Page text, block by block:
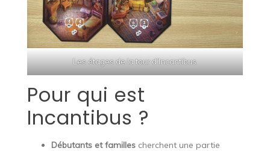
Les étages de la tour d’Incantibus
Pour qui est
Incantibus ?
Débutants et famillescherchent une partie